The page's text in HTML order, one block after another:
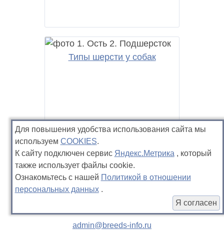
Типы шерсти у собак
admin@breeds-info.ru
Для повышения удобства использования сайта мы
используемCOOKIES.
К сайту подключен сервис Яндекс.Метрика , который
также использует файлы cookie.
Ознакомьтесь с нашей Политикой в отношении
персональных данных .
Я согласен